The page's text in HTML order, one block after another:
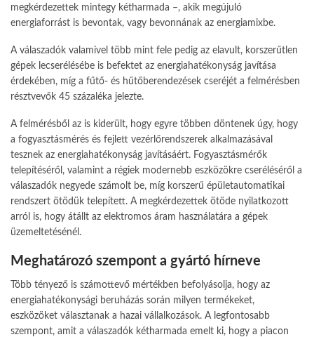
megkérdezettek mintegy kétharmada –, akik megújuló
energiaforrást is bevontak, vagy bevonnának az energiamixbe.
A válaszadók valamivel több mint fele pedig az elavult, korszerűtlen
gépek lecserélésébe is befektet az energiahatékonyság javítása
érdekében, míg a fűtő- és hűtőberendezések cseréjét a felmérésben
résztvevők 45 százaléka jelezte.
A felmérésből az is kiderült, hogy egyre többen döntenek úgy, hogy
a fogyasztásmérés és fejlett vezérlőrendszerek alkalmazásával
tesznek az energiahatékonyság javításáért. Fogyasztásmérők
telepítéséről, valamint a régiek modernebb eszközökre cseréléséről a
válaszadók negyede számolt be, míg korszerű épületautomatikai
rendszert ötödük telepített. A megkérdezettek ötöde nyilatkozott
arról is, hogy átállt az elektromos áram használatára a gépek
üzemeltetésénél.
Meghatározó szempont a gyártó hírneve
Több tényező is számottevő mértékben befolyásolja, hogy az
energiahatékonysági beruházás során milyen termékeket,
eszközöket választanak a hazai vállalkozások. A legfontosabb
szempont, amit a válaszadók kétharmada emelt ki, hogy a piacon